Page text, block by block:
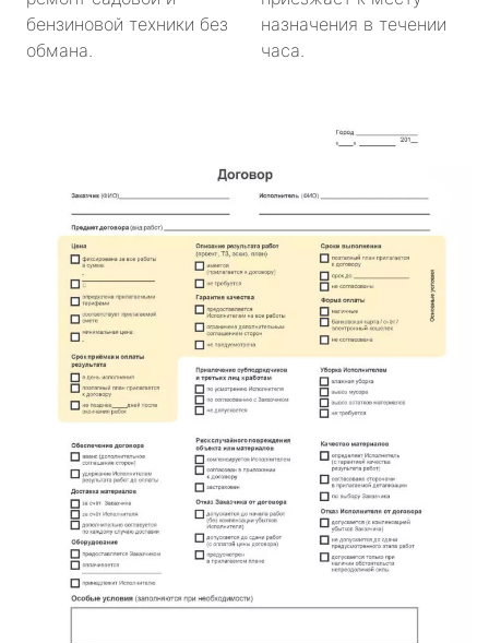
бензиновой техники без
обмана.
назначения в течении
часа.